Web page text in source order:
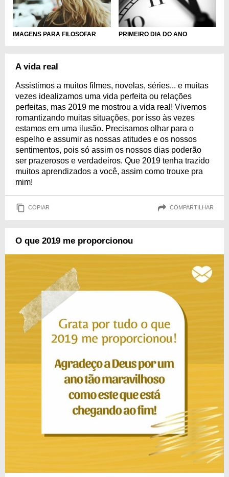
IMAGENS PARA FILOSOFAR PRIMEIRO DIA DO ANO
A vida real
Assistimos a muitos filmes, novelas, séries... e muitas
vezes idealizamos uma vida perfeita ou relações
perfeitas, mas 2019 me mostrou a vida real! Vivemos
romantizando muitas situações, por isso às vezes
estamos em uma ilusão. Precisamos olhar para o
espelho e assumir as nossas atitudes e os nossos
sentimentos, pois só assim os nossos dias poderão
ser prazerosos e verdadeiros. Que 2019 tenha trazido
muitos aprendizados a você, assim como trouxe pra
mim!
COPIAR COMPARTILHAR
O que 2019 me proporcionou